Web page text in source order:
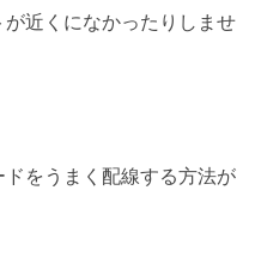
近くになかったりしませ
をうまく配線する方法が